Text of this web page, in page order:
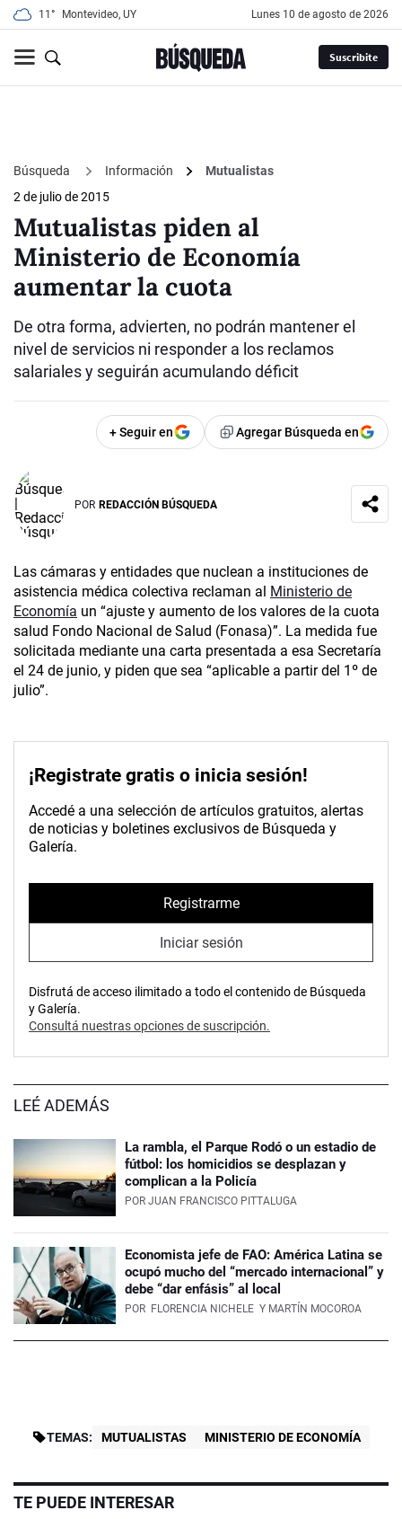
11° Montevideo, UY lunes 10 de agosto de 2026
Suscribite
Búsqueda Información
Mutualistas
2 de julio de 2015
Mutualistas piden al
Ministerio de Economía
aumentar la cuota
De otra forma, advierten, no podrán mantener el
nivel de servicios ni responder a los reclamos
salariales y seguirán acumulando déficit
+ Seguir en Agregar Búsqueda en
POR REDACCIÓN BÚSQUEDA
Las cámaras y entidades que nuclean a instituciones de
asistencia médica colectiva reclaman al Ministerio de
Economía un “ajuste y aumento de los valores de la cuota
salud Fondo Nacional de Salud (Fonasa)”. La medida fue
solicitada mediante una carta presentada a esa Secretaría
el 24 de junio, y piden que sea “aplicable a partir del 1º de
julio”.
¡Registrate gratis o inicia sesión!
Accedé a una selección de artículos gratuitos, alertas
de noticias y boletines exclusivos de Búsqueda y
Galería.
Registrarme
Iniciar sesión
Disfrutá de acceso ilimitado a todo el contenido de Búsqueda
y Galería.
Consultá nuestras opciones de suscripción.
LEÉ ADEMÁS
La rambla, el Parque Rodó o un estadio de
fútbol: los homicidios se desplazan y
complican a la Policía
POR JUAN FRANCISCO PITTALUGA
Economista jefe de FAO: América Latina se
ocupó mucho del “mercado internacional” y
debe “dar enfásis” al local
POR FLORENCIA NICHELE Y MARTÍN MOCOROA
TEMAS: MUTUALISTAS MINISTERIO DE ECONOMÍA
TE PUEDE INTERESAR